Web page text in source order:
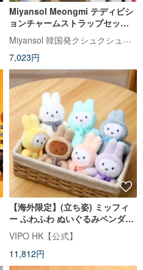
Miyansol Meongmi テディビシ
ョンチャームストラップセット
バッグチャーム、スマホストラ
ップ、ぬいぐるみ
Miyansol 韓国発クシュクシュバッグ｜台湾公式代理店
7,023円
【海外限定】(立ち姿) ミッフィ
ー ふわふわ ぬいぐるみペンダン
ト ブラインドボックス(アソート
ボックス・6入・重複な
し)MIF37474
VIPO HK【公式】
11,812円